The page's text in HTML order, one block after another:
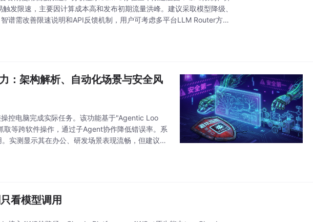
发限速，主要因计算成本高和发布初期流量洪峰。建议采取模型降级、
谱需改善限速说明和API反馈机制，用户可考虑多平台LLM Router方案
：架构解析、自动化场景与安全风
控电脑完成实际任务。该功能基于"Agentic Loo
等跨软件操作，通过子Agent协作降低错误率。系
实测显示其在办公、研发场景表现流畅，但建议在
看模型调用